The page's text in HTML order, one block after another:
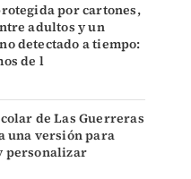
por cartones,
adultos y un
detectado a tiempo:
de l
de Las Guerreras
una versión para